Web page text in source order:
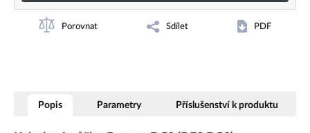
Porovnat Sdílet PDF
Popis Parametry Příslušenství k produktu